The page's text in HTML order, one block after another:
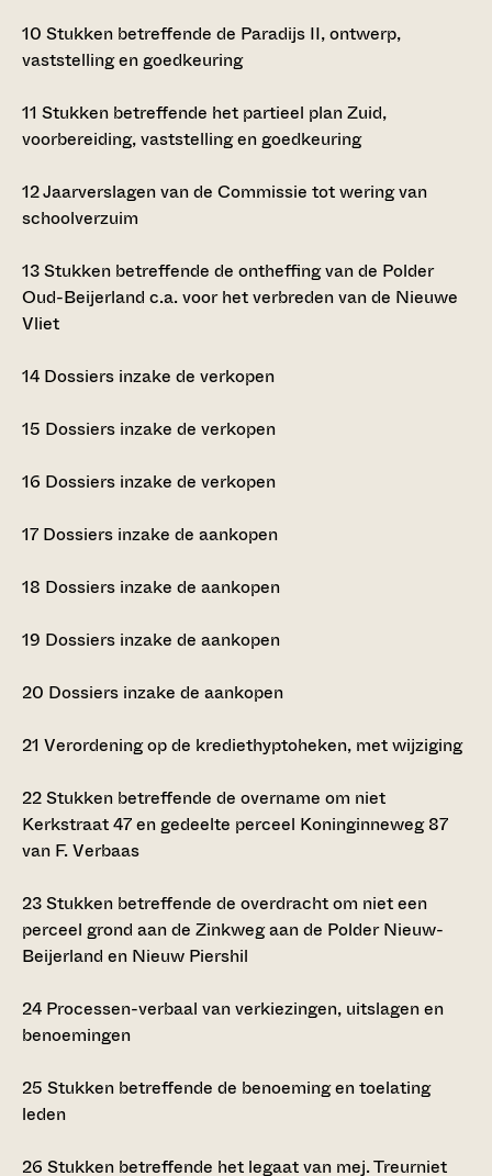
10 Stukken betreffende de Paradijs II, ontwerp,
vaststelling en goedkeuring
11 Stukken betreffende het partieel plan Zuid,
voorbereiding, vaststelling en goedkeuring
12Jaarverslagen van de Commissie tot wering van
schoolverzuim
13Stukken betreffende de ontheffing van de Polder
Oud-Beijerland c.a. voor het verbreden van de Nieuwe
Vliet
14 Dossiers inzake de verkopen
15 Dossiers inzake de verkopen
16 Dossiers inzake de verkopen
17 Dossiers inzake de aankopen
18 Dossiers inzake de aankopen
19 Dossiers inzake de aankopen
20 Dossiers inzake de aankopen
21 Verordening op de krediethyptoheken, met wijziging
22Stukken betreffende de overname om niet
Kerkstraat 47 en gedeelte perceel Koninginneweg 87
van F. Verbaas
23Stukken betreffende de overdracht om niet een
perceel grond aan de Zinkweg aan de Polder Nieuw-
Beijerland en Nieuw Piershil
24 Processen-verbaal van verkiezingen, uitslagen en
benoemingen
25 Stukken betreffende de benoeming en toelating
leden
26 Stukken betreffende het legaat van mej. Treurniet